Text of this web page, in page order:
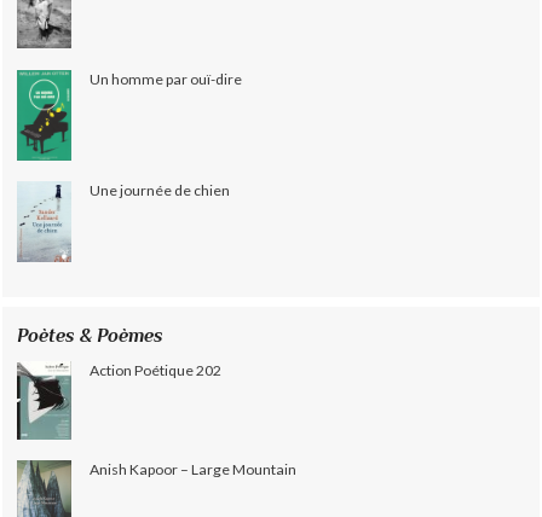
Un homme par ouï-dire
Une journée de chien
Poètes & Poèmes
Action Poétique 202
Anish Kapoor – Large Mountain